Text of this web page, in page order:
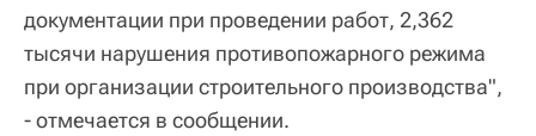
документации при проведении работ, 2,362
тысячи нарушения противопожарного режима
при организации строительного производства",
- отмечается в сообщении.